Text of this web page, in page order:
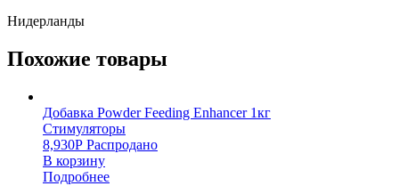
Нидерланды
Похожие товары
Добавка Powder Feeding Enhancer 1кг
Стимуляторы
8,930Р Распродано
В корзину
Подробнее